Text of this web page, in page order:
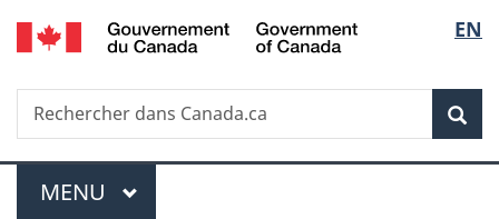
Passer
au
principal
Passer
à
Au
du
Passer
à
version
simplifiée
de
la
EN
Recherche
Rechercher
dans
Menu
MENU PRINCIPAL